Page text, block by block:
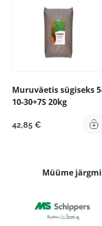
Muruväetis sügiseks
10-30+7S 20kg
42,85 €
Müüme